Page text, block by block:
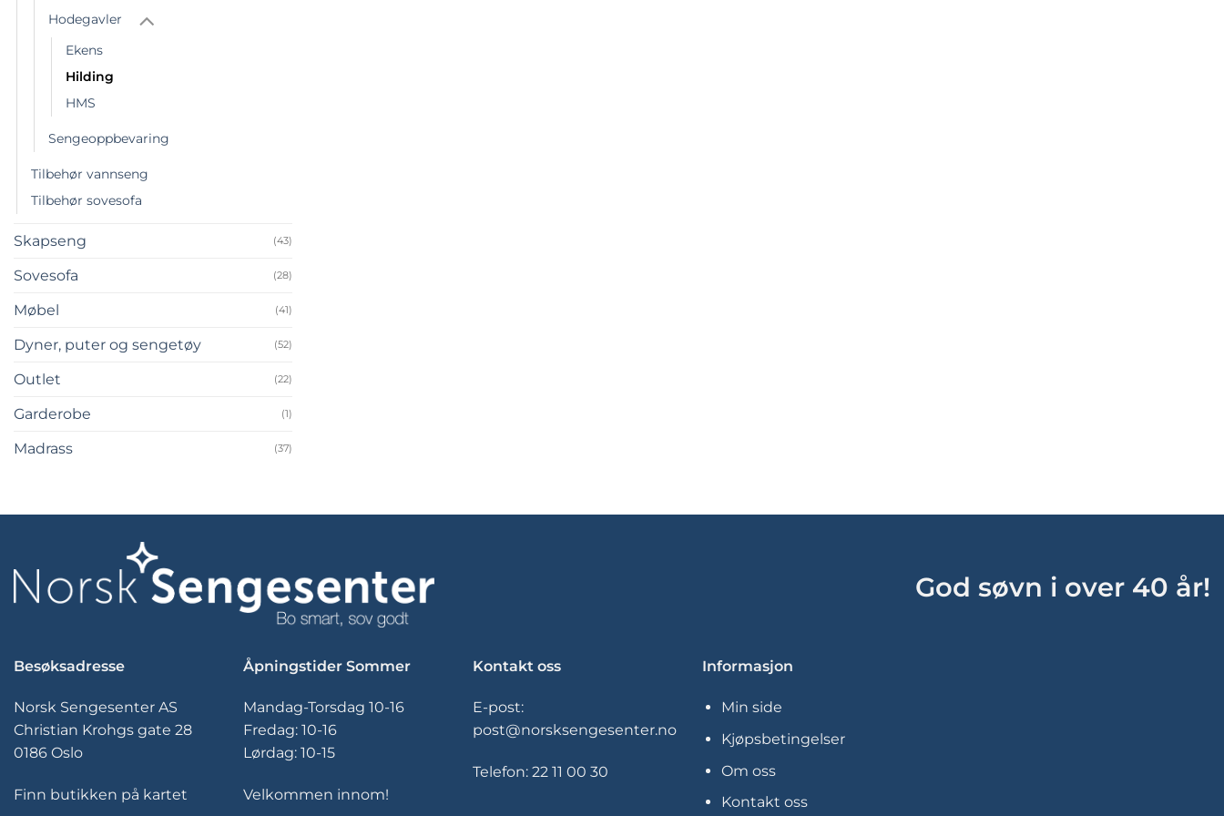
Hodegavler
Ekens
Hilding
HMS
Sengeoppbevaring
Tilbehør vannseng
Tilbehør sovesofa
Skapseng (43)
Sovesofa (28)
Møbel (41)
Dyner, puter og sengetøy (52)
Outlet (22)
Garderobe (1)
Madrass (37)
God søvn i over 40 år!
Besøksadresse
Norsk Sengesenter AS
Christian Krohgs gate 28
0186 Oslo
Finn butikken på kartet
Åpningstider Sommer
Mandag-Torsdag 10-16
Fredag: 10-16
Lørdag: 10-15
Velkommen innom!
Kontakt oss
E-post:
post@norsksengesenter.no
Telefon: 22 11 00 30
Informasjon
Min side
Kjøpsbetingelser
Om oss
Kontakt oss